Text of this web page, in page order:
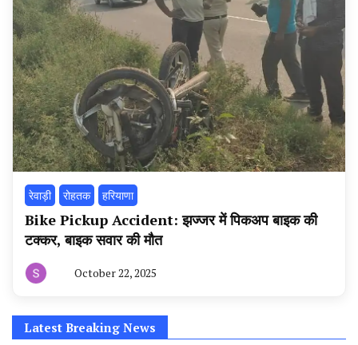
रेवाड़ी रोहतक हरियाणा
Bike Pickup Accident: झज्जर में पिकअप बाइक की
टक्कर, बाइक सवार की मौत
टूडे
October 22, 2025
Latest Breaking News